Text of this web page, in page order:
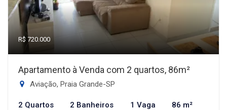
R$ 720.000
Apartamento à Venda com 2 quartos, 86m²
Aviação, Praia Grande-SP
2 Quartos 2 Banheiros 1 Vaga 86 m²